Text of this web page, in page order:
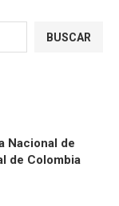
BUSCAR
Nacional de
de Colombia